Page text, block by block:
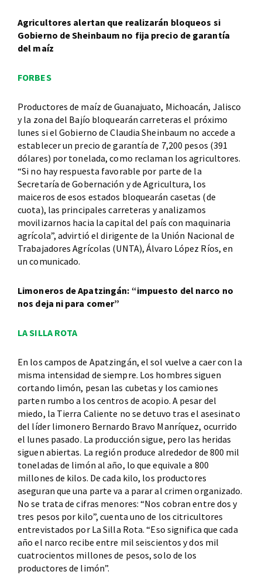
Agricultores alertan que realizarán bloqueos si
Gobierno de Sheinbaum no fija precio de garantía
del maíz
FORBES
Productores de maíz de Guanajuato, Michoacán, Jalisco
y la zona del Bajío bloquearán carreteras el próximo
lunes si el Gobierno de Claudia Sheinbaum no accede a
establecer un precio de garantía de 7,200 pesos (391
dólares) por tonelada, como reclaman los agricultores.
“Si no hay respuesta favorable por parte de la
Secretaría de Gobernación y de Agricultura, los
maiceros de esos estados bloquearán casetas (de
cuota), las principales carreteras y analizamos
movilizarnos hacia la capital del país con maquinaria
agrícola”, advirtió el dirigente de la Unión Nacional de
Trabajadores Agrícolas (UNTA), Álvaro López Ríos, en
un comunicado.
Limoneros de Apatzingán: “impuesto del narco no
nos deja ni para comer”
LA SILLA ROTA
En los campos de Apatzingán, el sol vuelve a caer con la
misma intensidad de siempre. Los hombres siguen
cortando limón, pesan las cubetas y los camiones
parten rumbo a los centros de acopio. A pesar del
miedo, la Tierra Caliente no se detuvo tras el asesinato
del líder limonero Bernardo Bravo Manríquez, ocurrido
el lunes pasado. La producción sigue, pero las heridas
siguen abiertas. La región produce alrededor de 800 mil
toneladas de limón al año, lo que equivale a 800
millones de kilos. De cada kilo, los productores
aseguran que una parte va a parar al crimen organizado.
No se trata de cifras menores: “Nos cobran entre dos y
tres pesos por kilo”, cuenta uno de los citricultores
entrevistados por La Silla Rota. “Eso significa que cada
año el narco recibe entre mil seiscientos y dos mil
cuatrocientos millones de pesos, solo de los
productores de limón”.